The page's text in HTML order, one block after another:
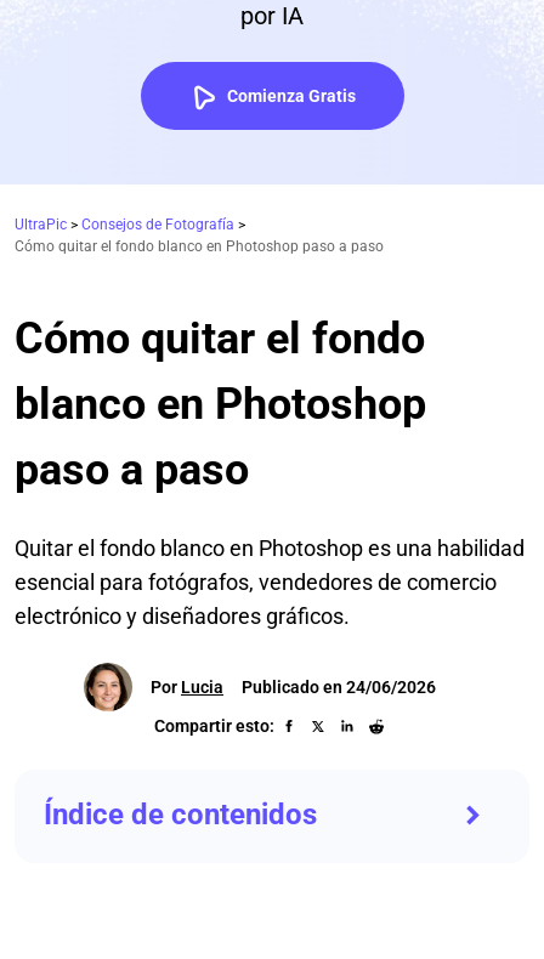
por IA
Comienza Gratis
UltraPic > Consejos de Fotografía >
Cómo quitar el fondo blanco en Photoshop paso a paso
Cómo quitar el fondo
blanco en Photoshop
paso a paso
Quitar el fondo blanco en Photoshop es una habilidad
esencial para fotógrafos, vendedores de comercio
electrónico y diseñadores gráficos.
Por Lucia
Publicado en 24/06/2026
Compartir esto:
Índice de contenidos